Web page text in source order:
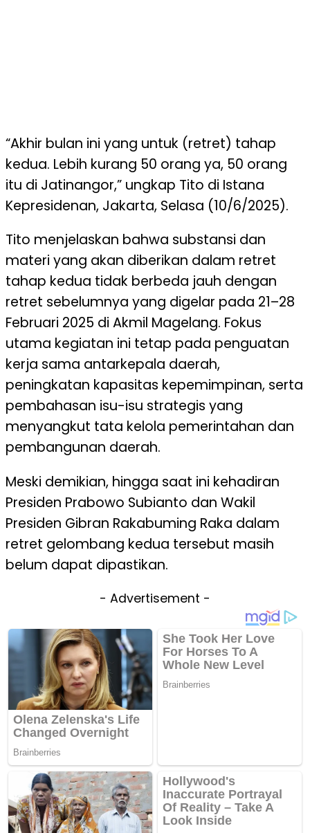
“Akhir bulan ini yang untuk (retret) tahap
kedua. Lebih kurang 50 orang ya, 50 orang
itu di Jatinangor,” ungkap Tito di Istana
Kepresidenan, Jakarta, Selasa (10/6/2025).
Tito menjelaskan bahwa substansi dan
materi yang akan diberikan dalam retret
tahap kedua tidak berbeda jauh dengan
retret sebelumnya yang digelar pada 21–28
Februari 2025 di Akmil Magelang. Fokus
utama kegiatan ini tetap pada penguatan
kerja sama antarkepala daerah,
peningkatan kapasitas kepemimpinan, serta
pembahasan isu-isu strategis yang
menyangkut tata kelola pemerintahan dan
pembangunan daerah.
Meski demikian, hingga saat ini kehadiran
Presiden Prabowo Subianto dan Wakil
Presiden Gibran Rakabuming Raka dalam
retret gelombang kedua tersebut masih
belum dapat dipastikan.
- Advertisement -